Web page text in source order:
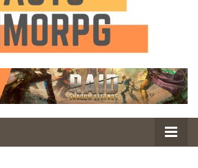
Actu
MMORPG